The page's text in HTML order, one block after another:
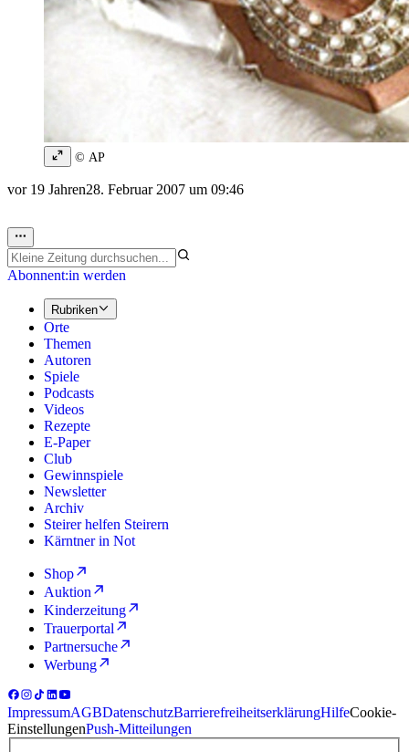
© AP
vor 19 Jahren28. Februar 2007 um 09:46
Abonnent:in werden
Rubriken
Orte
Themen
Autoren
Spiele
Podcasts
Videos
Rezepte
E-Paper
Club
Gewinnspiele
Newsletter
Archiv
Steirer helfen Steirern
Kärntner in Not
Shop
Auktion
Kinderzeitung
Trauerportal
Partnersuche
Werbung
ImpressumAGBDatenschutzBarrierefreiheitserklärungHilfeCookie-
EinstellungenPush-Mitteilungen